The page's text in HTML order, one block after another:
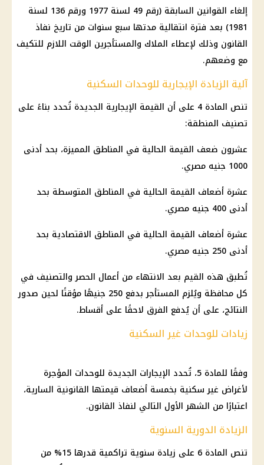
إلغاء القوانين السابقة (رقم 49 لسنة 1977 ورقم 136 لسنة
1981) بعد فترة انتقالية مدتها سبع سنوات من تاريخ نفاذ
القانون وذلك لإعطاء الملاك والمستأجرين الوقت اللازم للتكيف
مع وضعهم.
آلية الزيادة الإيجارية للوحدات السكنية
تنص المادة 4 على أن القيمة الإيجارية الجديدة تُحدد بناءً على
تصنيف المنطقة:
عشرون ضعف القيمة الحالية في المناطق المميزة، بحد أدنى
1000 جنيه مصري.
عشرة أضعاف القيمة الحالية في المناطق المتوسطة بحد
أدنى 400 جنيه مصري.
عشرة أضعاف القيمة الحالية في المناطق الاقتصادية بحد
أدنى 250 جنيه مصري.
تُطبق هذه القيم بعد الانتهاء من أعمال الحصر والتصنيف في
كل محافظة ويُلزم المستأجر بدفع 250 جنيهًا مؤقتًا لحين صدور
النتائج، على أن يُدفع الفرق لاحقًا على أقساط.
زيادات للوحدات غير السكنية
وفقًا للمادة 5، تُحدد الإيجارات الجديدة للوحدات المؤجرة
لأغراض غير سكنية بخمسة أضعاف قيمتها القانونية السارية،
اعتبارًا من الشهر الأول التالي لنفاذ القانون.
الزيادة الدورية السنوية
تنص المادة 6 على زيادة سنوية تراكمية قدرها 15% من